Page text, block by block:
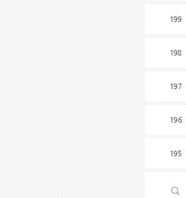
199
198
197
196
195